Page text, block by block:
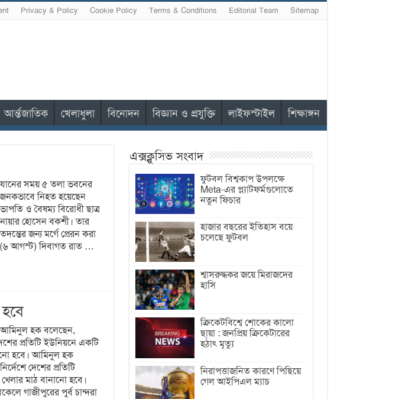
Privacy & Policy Cookie Policy Terms & Conditions Editorial Team Sitemap
আর্ন্তজাতিক খেলাধুলা বিনোদন বিজ্ঞান ও প্রযুক্তি লাইফস্টাইল শিক্ষাঙ্গন
সময় ৫ তলা ভবনের
নিহত হয়েছেন
ও বৈষম্য বিরোধী ছাত্র
হোসেন বকশী। তার
জন্য মর্গে প্রেরন করা
(৬ আগস্ট) দিবাগত রাত …
আমিনুল হক বলেছেন,
দেশের প্রতিটি ইউনিয়নে একটি
হবে। আমিনুল হক
দেশের প্রতিটি
মাঠ বানানো হবে।
গাজীপুরের পুর্ব চান্দরা
এক্সক্লুসিভ সংবাদ
ফুটবল বিশ্বকাপ উপলক্ষে
Meta-এর প্ল্যাটফর্মগুলোতে
নতুন ফিচার
হাজার বছরের ইতিহাস বয়ে
চলেছে ফুটবল
শ্বাসরুদ্ধকর জয়ে মিরাজদের
হাসি
ক্রিকেটবিশ্বে শোকের কালো
ছায়া : জনপ্রিয় ক্রিকেটারের
হঠাৎ মৃত্যু
নিরাপত্তাজনিত কারণে পিছিয়ে
গেল আইপিএল ম্যাচ